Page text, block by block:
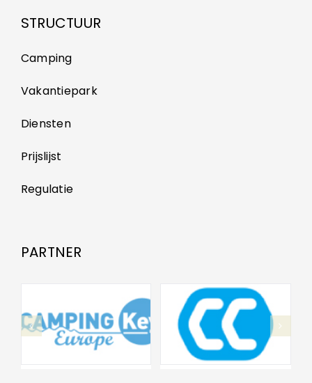
STRUCTUUR
Camping
Vakantiepark
Diensten
Prijslijst
Regulatie
PARTNER